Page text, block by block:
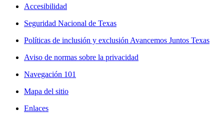
Accesibilidad
Seguridad Nacional de Texas
Políticas de inclusión y exclusión Avancemos Juntos Texas
Aviso de normas sobre la privacidad
Navegación 101
Mapa del sitio
Enlaces